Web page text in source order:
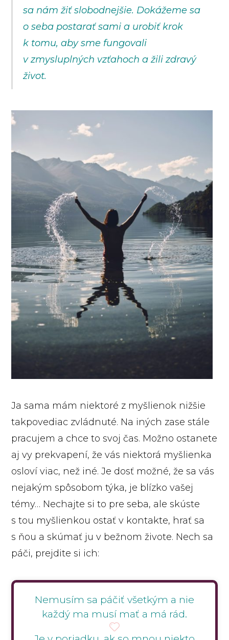
sa nám žiť slobodnejšie. Dokážeme sa
o seba postarať sami a urobiť krok
k tomu, aby sme fungovali
v zmysluplných vzťahoch a žili zdravý
život.
Ja sama mám niektoré z myšlienok nižšie
takpovediac zvládnuté. Na iných zase stále
pracujem a chce to svoj čas. Možno ostanete
aj vy prekvapení, že vás niektorá myšlienka
osloví viac, než iné. Je dosť možné, že sa vás
nejakým spôsobom týka, je blízko vašej
témy… Nechajte si to pre seba, ale skúste
s tou myšlienkou ostať v kontakte, hrať sa
s ňou a skúmať ju v bežnom živote. Nech sa
páči, prejdite si ich:
Nemusím sa páčiť všetkým a nie
každý ma musí mať a má rád.